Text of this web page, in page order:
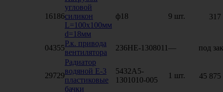
16186
угловой
силикон
L=100х100мм
d=18мм
ф18 9 шт. 317
04355
Р.к. привода
вентилятора
236НЕ-1308011— под
29729
Радиатор
водяной Е-3
пластиковые
бачки
5432А5-
1301010-005
1 шт. 45 875